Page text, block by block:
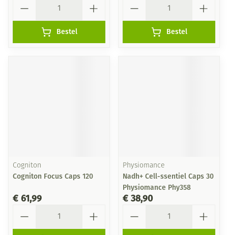
Bestel Bestel
Cogniton
Cogniton Focus Caps 120
€ 61,99
Physiomance
Nadh+ Cell-ssentiel Caps 30
Physiomance Phy358
€ 38,90